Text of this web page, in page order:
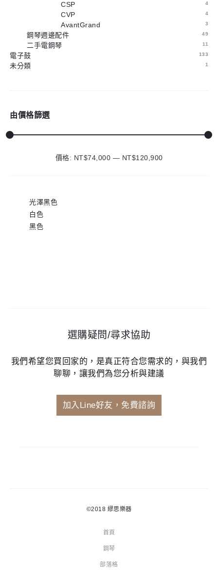
CSP 4
CVP 4
AvantGrand 3
鋼琴週邊配件 49
二手電鋼琴 11
電子鼓 133
未分類 1
由價格篩選
最
最
價格: NT$74,000 — NT$120,900
光澤黑色
白色
黑色
選購疑問/尋求協助
我們希望您買回家的，是真正符合您需求的，與我們
聊聊，讓我們為您分析與建議
加入Line好友，免費諮詢
©2018 繆思樂器
首頁
鋼琴
部落格